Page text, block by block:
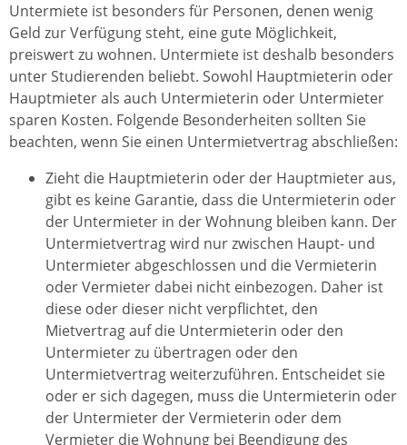
Untermiete ist besonders für Personen, denen wenig
Geld zur Verfügung steht, eine gute Möglichkeit,
preiswert zu wohnen. Untermiete ist deshalb besonders
unter Studierenden beliebt. Sowohl Hauptmieterin oder
Hauptmieter als auch Untermieterin oder Untermieter
sparen Kosten. Folgende Besonderheiten sollten Sie
beachten, wenn Sie einen Untermietvertrag abschließen:
Zieht die Hauptmieterin oder der Hauptmieter aus,
gibt es keine Garantie, dass die Untermieterin oder
der Untermieter in der Wohnung bleiben kann. Der
Untermietvertrag wird nur zwischen Haupt- und
Untermieter abgeschlossen und die Vermieterin
oder Vermieter dabei nicht einbezogen. Daher ist
diese oder dieser nicht verpflichtet, den
Mietvertrag auf die Untermieterin oder den
Untermieter zu übertragen oder den
Untermietvertrag weiterzuführen. Entscheidet sie
oder er sich dagegen, muss die Untermieterin oder
der Untermieter der Vermieterin oder dem
Vermieter die Wohnung bei Beendigung des